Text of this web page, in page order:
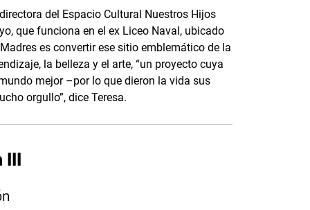
del Espacio Cultural Nuestros Hijos
que funciona en el ex Liceo Naval, ubicado
es convertir ese sitio emblemático de la
la belleza y el arte, “un proyecto cuya
mejor –por lo que dieron la vida sus
orgullo”, dice Teresa.
III